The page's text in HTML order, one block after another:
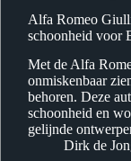
Alfa Romeo
schoonheid voor
Met de Alfa
onmiskenbaar
behoren. Deze
schoonheid en
gelijnde
Dirk de